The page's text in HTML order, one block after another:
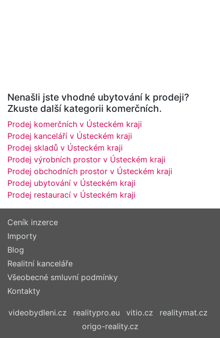
Nenašli jste vhodné ubytování k prodeji?
Zkuste další kategorii komerčních.
Prodej komerčních v Ústeckém kraji
Prodej kanceláří v Ústeckém kraji
Prodej skladů v Ústeckém kraji
Prodej výrobních prostor v Ústeckém kraji
Prodej obchodních prostor v Ústeckém kraji
Prodej ubytování v Ústeckém kraji
Prodej restaurací v Ústeckém kraji
Ceník inzerce
Importy
Blog
Realitní kanceláře
Všeobecné smluvní podmínky
Kontakty
videobydleni.cz realitypro.eu vitio.cz
realitymat.cz
origo-reality.cz